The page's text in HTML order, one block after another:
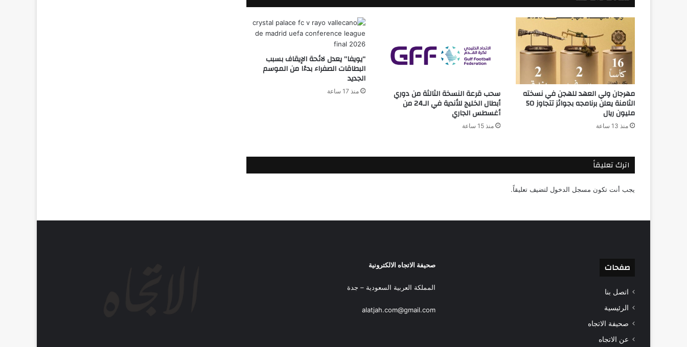
مهرجان ولي العهد للهجن في نسخته
الثامنة يعلن برنامجه بجوائز تتجاوز 50
مليون ريال
منذ 13 ساعة
سحب قرعة النسخة الثالثة من دوري
أبطال الخليج للأندية في الـ24 من
أغسطس الجاري
منذ 15 ساعة
“يويفا” يعدل لائحة الإيقاف بسبب
البطاقات الصفراء بدءًا من الموسم
الجديد
منذ 17 ساعة
اترك تعليقاً
يجب أنت تكون مسجل الدخول لتضيف تعليقاً.
صفحات
اتصل بنا
الرئيسية
صحيفة الاتجاه
عن الاتجاه
صحيفة الاتجاه الالكترونية
المملكة العربية السعودية – جدة
alatjah.com@gmail.com